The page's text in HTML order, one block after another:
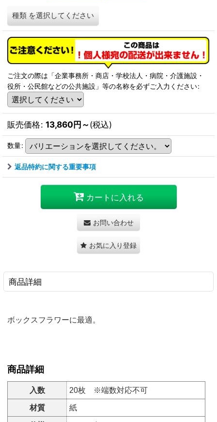
種類 を選択してください
ご注文の際は「企業事務所・商店・学校法人・病院・介護施設・
役所・公民館などの公共施設」等の名称を必ずご入力ください:
販売価格: 13,860円～(税込)
数量:
返品特約に関する重要事項
カートに入れる
お問い合わせ
お気に入り登録
商品詳細
ボックスフラワーに最適。
商品詳細
入数 20枚 ※端数対応不可
材質 紙